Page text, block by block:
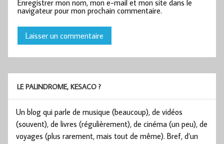
Enregistrer mon nom, mon e-mail et mon site dans le
navigateur pour mon prochain commentaire.
LE PALINDROME, KESACO ?
Un blog qui parle de musique (beaucoup), de vidéos
(souvent), de livres (régulièrement), de cinéma (un peu), de
voyages (plus rarement, mais tout de même). Bref, d’un